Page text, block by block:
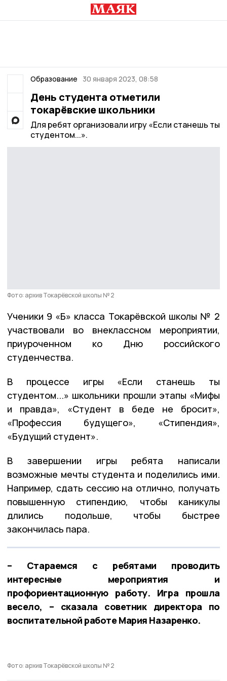
Образование 30 января 2023, 08:58
День студента отметили
токарёвские школьники
Для ребят организовали игру «Если станешь ты
студентом...».
Фото: архив Токарёвской школы № 2
Ученики 9 «Б» класса Токарёвской школы № 2
участвовали во внеклассном мероприятии,
приуроченном ко Дню российского
студенчества.
В процессе игры «Если станешь ты
студентом...» школьники прошли этапы «Мифы
и правда», «Студент в беде не бросит»,
«Профессия будущего», «Стипендия»,
«Будущий студент».
В завершении игры ребята написали
возможные мечты студента и поделились ими.
Например, сдать сессию на отлично, получать
повышенную стипендию, чтобы каникулы
длились подольше, чтобы быстрее
закончилась пара.
– Стараемся с ребятами проводить
интересные мероприятия и
профориентационную работу. Игра прошла
весело, – сказала советник директора по
воспитательной работе Мария Назаренко.
Фото: архив Токарёвской школы № 2